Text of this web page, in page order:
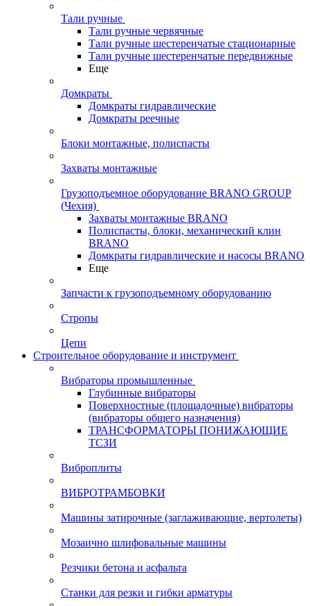
Тали ручные
Тали ручные червячные
Тали ручные шестеренчатые стационарные
Тали ручные шестеренчатые передвижные
Еще
Домкраты
Домкраты гидравлические
Домкраты реечные
Блоки монтажные, полиспасты
Захваты монтажные
Грузоподъемное оборудование BRANO GROUP
(Чехия)
Захваты монтажные BRANO
Полиспасты, блоки, механический клин
BRANO
Домкраты гидравлические и насосы BRANO
Еще
Запчасти к грузоподъемному оборудованию
Стропы
Цепи
Строительное оборудование и инструмент
Вибраторы промышленные
Глубинные вибраторы
Поверхностные (площадочные) вибраторы
(вибраторы общего назначения)
ТРАНСФОРМАТОРЫ ПОНИЖАЮЩИЕ
ТСЗИ
Виброплиты
ВИБРОТРАМБОВКИ
Машины затирочные (заглаживающие, вертолеты)
Мозаично шлифовальные машины
Резчики бетона и асфальта
Станки для резки и гибки арматуры